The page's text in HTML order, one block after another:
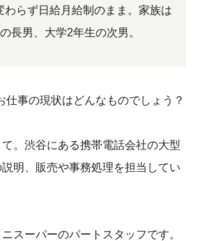
わらず日給月給制のまま。家族は
長男、大学2年生の次男。
事の現状はどんなものでしょう？
。渋谷にある携帯電話会社の大型
明、販売や事務処理を担当してい
スーパーのパートスタッフです。